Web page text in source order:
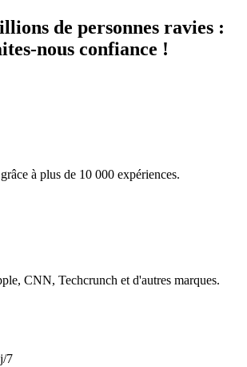
de personnes ravies :
nous confiance !
à plus de 10 000 expériences.
CNN, Techcrunch et d'autres marques.
7